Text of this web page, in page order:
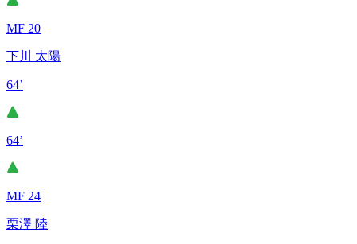
MF 20
下川 太陽
64’
64’
MF 24
栗澤 陸